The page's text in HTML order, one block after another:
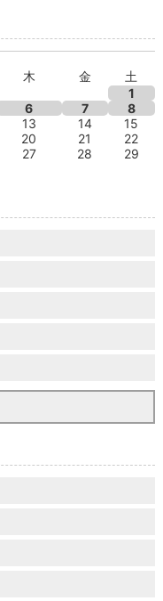
木 金
土
1
6 7
8
13 14
15
20 21
22
27 28
29